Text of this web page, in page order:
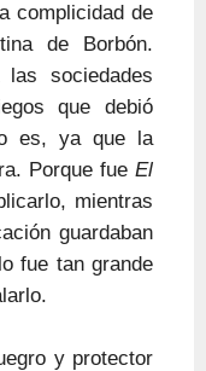
complicidad de
de Borbón.
sociedades
que debió
es, ya que la
Porque fue El
mientras
guardaban
fue tan grande
y protector